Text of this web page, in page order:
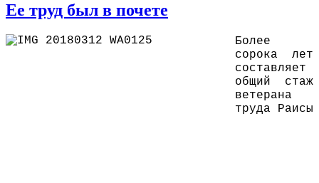
Ее труд был в почете
Более
сорока лет
составляет
общий стаж
ветерана
труда Раисы